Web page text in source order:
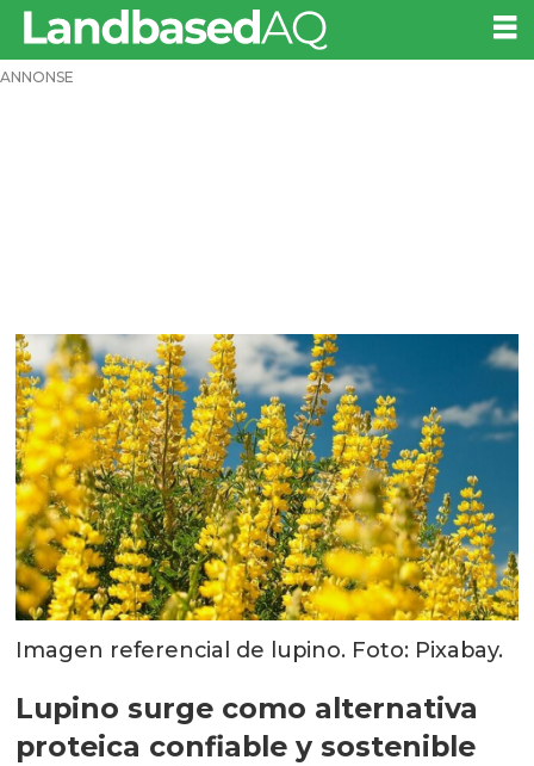
ANNONSE
Imagen referencial de lupino. Foto: Pixabay.
Lupino surge como alternativa
proteica confiable y sostenible